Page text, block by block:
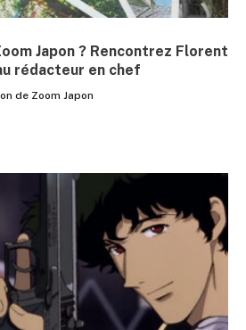
Japon ? Rencontrez Florent
rédacteur en chef
de Zoom Japon